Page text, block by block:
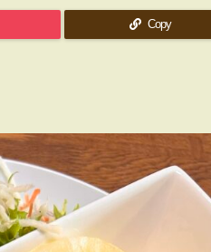
Copy